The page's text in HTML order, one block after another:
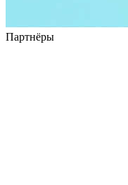
Партнёры